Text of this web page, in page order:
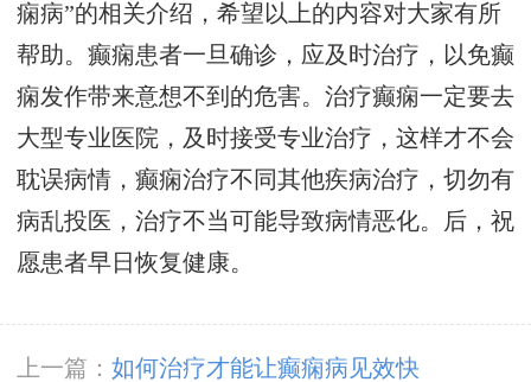
痫病”的相关介绍，希望以上的内容对大家有所
帮助。癫痫患者一旦确诊，应及时治疗，以免癫
痫发作带来意想不到的危害。治疗癫痫一定要去
大型专业医院，及时接受专业治疗，这样才不会
耽误病情，癫痫治疗不同其他疾病治疗，切勿有
病乱投医，治疗不当可能导致病情恶化。后，祝
愿患者早日恢复健康。
上一篇： 如何治疗才能让癫痫病见效快